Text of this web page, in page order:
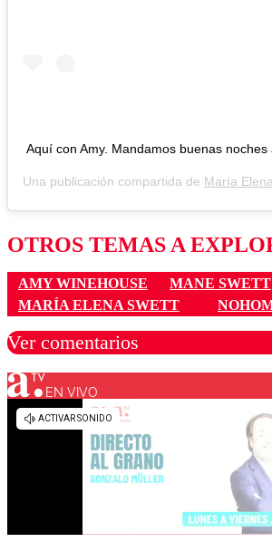
Aquí con Amy. Mandamos buenas noches
Una publicación compartida de María
OTROS TEMAS A
AMY WINEHOUSE
MANE SWETT
MARÍA ELENA SWETT
Ver comentarios
Los comentarios son moderados
diálogo respetuoso.
EN VIVO